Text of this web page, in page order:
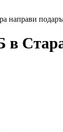
направи